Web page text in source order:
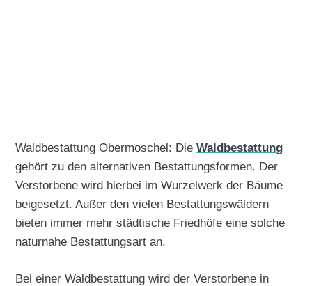
Waldbestattung Obermoschel: DieWaldbestattung
gehört zu den alternativen Bestattungsformen. Der
Verstorbene wird hierbei im Wurzelwerk der Bäume
beigesetzt. Außer den vielen Bestattungswäldern
bieten immer mehr städtische Friedhöfe eine solche
naturnahe Bestattungsart an.
Bei einer Waldbestattung wird der Verstorbene in